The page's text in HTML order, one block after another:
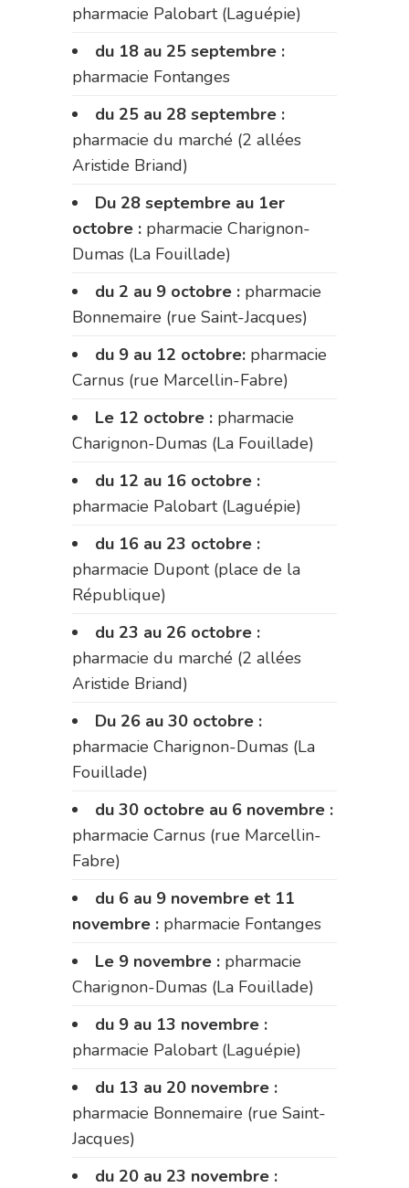
pharmacie Palobart (Laguépie)
du 18 au 25 septembre :
pharmacie Fontanges
du 25 au 28 septembre :
pharmacie du marché (2 allées
Aristide Briand)
Du 28 septembre au 1er
octobre : pharmacie Charignon-
Dumas (La Fouillade)
du 2 au 9 octobre : pharmacie
Bonnemaire (rue Saint-Jacques)
du 9 au 12 octobre: pharmacie
Carnus (rue Marcellin-Fabre)
Le 12 octobre : pharmacie
Charignon-Dumas (La Fouillade)
du 12 au 16 octobre :
pharmacie Palobart (Laguépie)
du 16 au 23 octobre :
pharmacie Dupont (place de la
République)
du 23 au 26 octobre :
pharmacie du marché (2 allées
Aristide Briand)
Du 26 au 30 octobre :
pharmacie Charignon-Dumas (La
Fouillade)
du 30 octobre au 6 novembre :
pharmacie Carnus (rue Marcellin-
Fabre)
du 6 au 9 novembre et 11
novembre : pharmacie Fontanges
Le 9 novembre : pharmacie
Charignon-Dumas (La Fouillade)
du 9 au 13 novembre :
pharmacie Palobart (Laguépie)
du 13 au 20 novembre :
pharmacie Bonnemaire (rue Saint-
Jacques)
du 20 au 23 novembre :